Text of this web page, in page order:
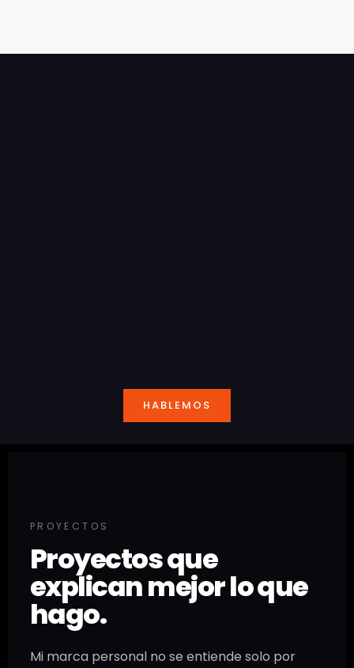
HABLEMOS
PROYECTOS
Proyectos que
explican mejor lo que
hago.
Mi marca personal no se entiende solo por